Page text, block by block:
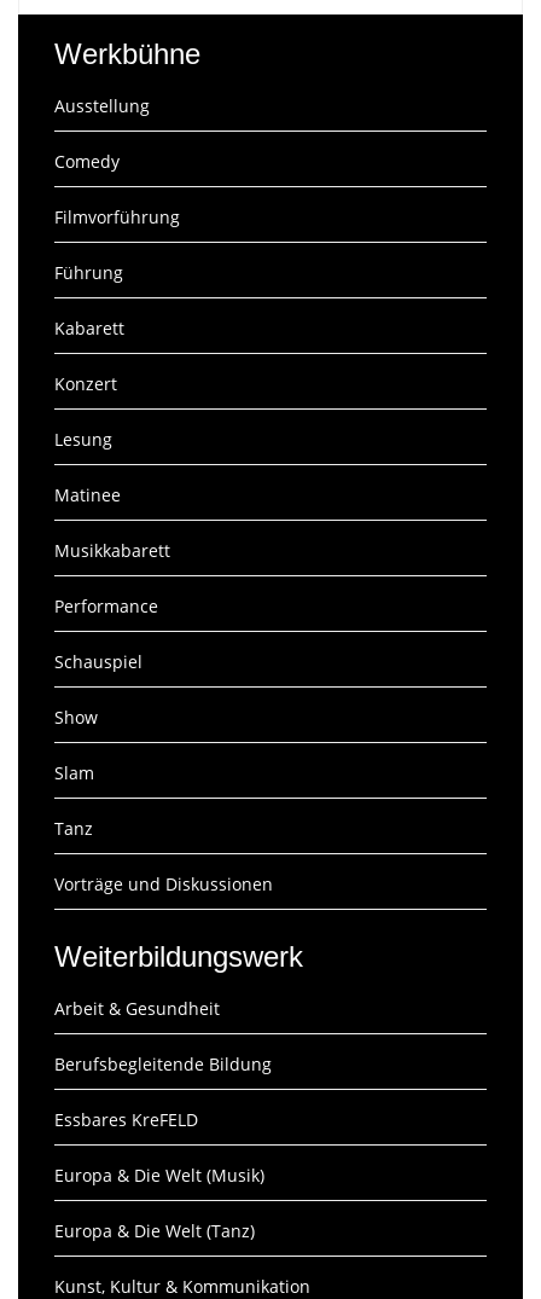
Werkbühne
Ausstellung
Comedy
Filmvorführung
Führung
Kabarett
Konzert
Lesung
Matinee
Musikkabarett
Performance
Schauspiel
Show
Slam
Tanz
Vorträge und Diskussionen
Weiterbildungswerk
Arbeit & Gesundheit
Berufsbegleitende Bildung
Essbares KreFELD
Europa & Die Welt (Musik)
Europa & Die Welt (Tanz)
Kunst, Kultur & Kommunikation